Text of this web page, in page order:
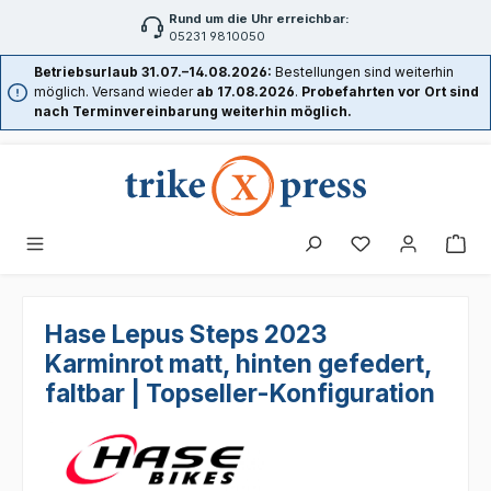
Zum Hauptinhalt springenRund um die Uhr erreichbar:
05231 9810050
Betriebsurlaub 31.07.–14.08.2026: Bestellungen sind weiterhin
möglich. Versand wieder ab 17.08.2026. Probefahrten vor Ort sind
nach Terminvereinbarung weiterhin möglich.
Hase Lepus Steps 2023
Karminrot matt, hinten gefedert,
faltbar | Topseller-Konfiguration